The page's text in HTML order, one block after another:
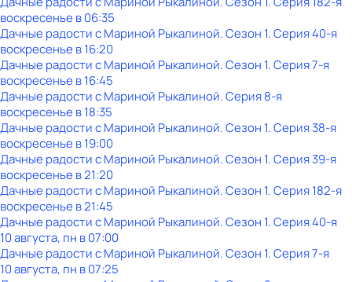
воскресенье в06:35
Дачные радости с Мариной Рыкалиной. Сезон 1. Серия 40-я
воскресенье в16:20
Дачные радости с Мариной Рыкалиной. Сезон 1. Серия 7-я
воскресенье в16:45
Дачные радости с Мариной Рыкалиной. Серия 8-я
воскресенье в18:35
Дачные радости с Мариной Рыкалиной. Сезон 1. Серия 38-я
воскресенье в19:00
Дачные радости с Мариной Рыкалиной. Сезон 1. Серия 39-я
воскресенье в21:20
Дачные радости с Мариной Рыкалиной. Сезон 1. Серия 182-я
воскресенье в21:45
Дачные радости с Мариной Рыкалиной. Сезон 1. Серия 40-я
10 августа, пн в 07:00
Дачные радости с Мариной Рыкалиной. Сезон 1. Серия 7-я
10 августа, пн в 07:25